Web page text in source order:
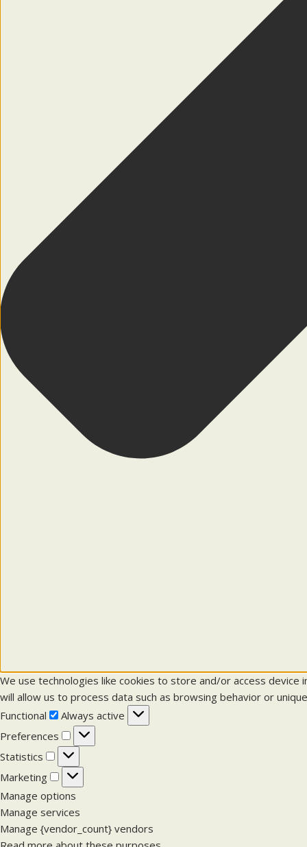
We use technologies like cookies to store and/or access
will allow us to process data such as browsing behavior or
Functional
F
u
n
i
o
n
Always active
Preferences
P
r
e
f
e
r
e
Statistics
t
a
t
i
s
Marketing
M
a
r
k
e
Manage options
Manage services
Manage {vendor_count} vendors